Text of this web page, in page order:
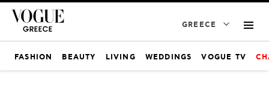
GREECE
FASHION BEAUTY LIVING WEDDINGS VOGUE TV